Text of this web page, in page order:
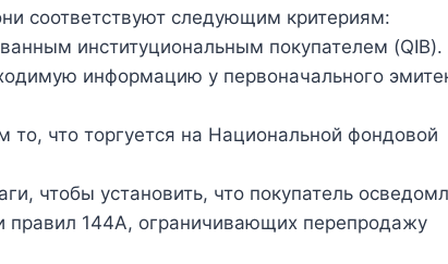
соответствуют следующим критериям:
институциональным покупателем (QIB).
информацию у первоначального
то, что торгуется на Национальной фондовой
чтобы установить, что покупатель
правил 144A, ограничивающих перепродажу